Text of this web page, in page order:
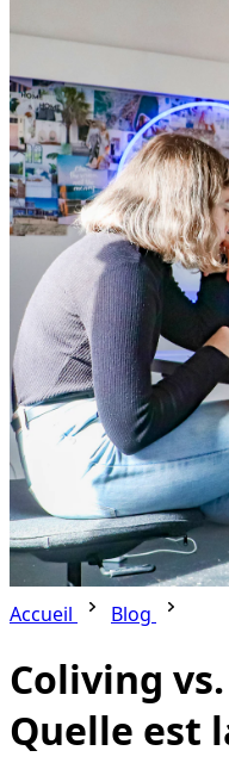
Accueil Blog
Coliving
Quelle est